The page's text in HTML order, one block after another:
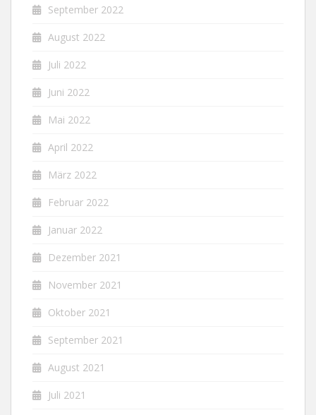
September 2022
August 2022
Juli 2022
Juni 2022
Mai 2022
April 2022
März 2022
Februar 2022
Januar 2022
Dezember 2021
November 2021
Oktober 2021
September 2021
August 2021
Juli 2021